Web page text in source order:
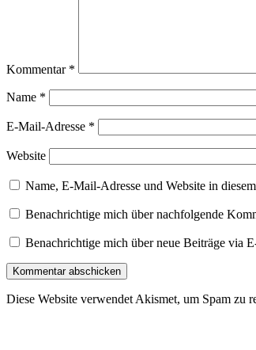
Kommentar *
Name *
E-Mail-Adresse *
Website
Name, E-Mail-Adresse und Website in
Benachrichtige mich über nachfolgende
Benachrichtige mich über neue Beiträge via
Diese Website verwendet Akismet, um Spam zu